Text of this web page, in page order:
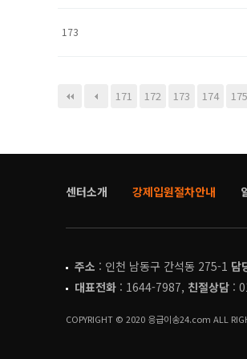
173
171 172 173 174 175
센터소개 강제입원절차안내
주소 : 인천 남동구 간석동 275-1 담
대표전화 : 1644-7987, 친절상담 :
COPYRIGHT © 2020 응급이송24.com ALL